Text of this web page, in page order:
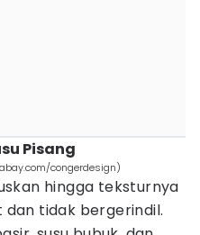
Pisang
congerdesign)
hingga teksturnya
tidak bergerindil.